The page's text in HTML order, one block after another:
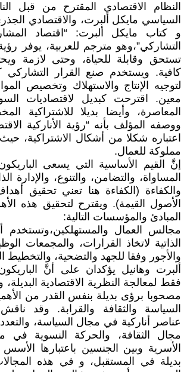
النظام الاقتصادي المقترح من قبل
السياسي مايكل ألبرت، والاقتصادي
و كتاب مايكل ألبرت: “اقتصاد
التشاركي”،وهو مترجم للعربية، يوفر
تستحق وقابلة للحياة، وحتى لازمة
كافية. ويستخدم صنع القرار التشاركي
لتوجيه الإنتاج والاستهلاك وتخصيص
معين. اقترحت كبديل لاقتصاديات
المعاصرة، وأيضا بديلا للاشتراكية
ووصفه المؤلف بأنه “رؤية الأناركية
اعتباره شكلا من أشكال الاشتراكية، حيث
مملوكة للعمال.
إنَّ القيم الأساسية التي يسعى
المساواة، والتضامن، والتنوع، والإدارة
والكفاءة (الكفاءة هنا تعني تحقيق
الأصول القيمة). ويقترح لتحقيق هذه
المبادئ والمؤسسات التالية:
مجالس العمال والمستهلكين،وتستخدم
الذاتية لاتخاذ القرارات، والمجمعات
والأجور وفقا للجهد والتضحية، والتخطيط
ألبرت وهانيل يؤكدان على أنَّ
فقط لمعالجة النظرية الاقتصادية
مصحوبا برؤى بديلة بنفس القدر من
السياسة والثقافة والقرابة. وقد
عناصر أناركية في مجال السياسة،
مجال الثقافة، والحركة النسوية في
الأسرية وبين الجنسين باعتبارها
بديلة في المستقبل، و في هذه